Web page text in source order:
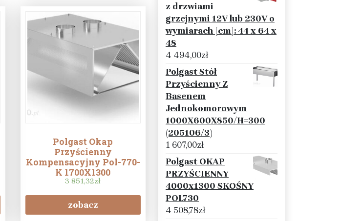
Polgast Okap
Przyścienny
Kompensacyjny Pol-770-
K 1700X1300
3 851,32zł
zobacz
z drzwiami
grzejnymi 12V lub 230V o
wymiarach [cm]: 44 x 64 x
48
4 494,00zł
Polgast Stół
Przyścienny Z
Basenem
Jednokomorowym
1000X600X850/H=300
(205106/3)
1 607,00zł
Polgast OKAP
PRZYŚCIENNY
4000x1300 SKOŚNY
POL730
4 508,78zł